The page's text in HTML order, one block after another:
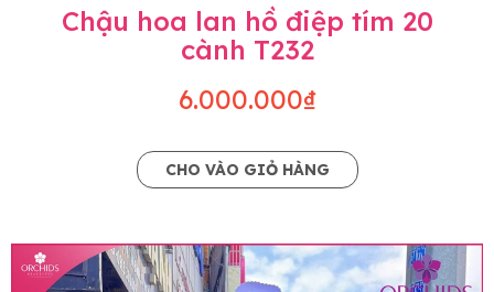
Chậu hoa lan hồ điệp tím 20
cành T232
6.000.000₫
CHO VÀO GIỎ HÀNG